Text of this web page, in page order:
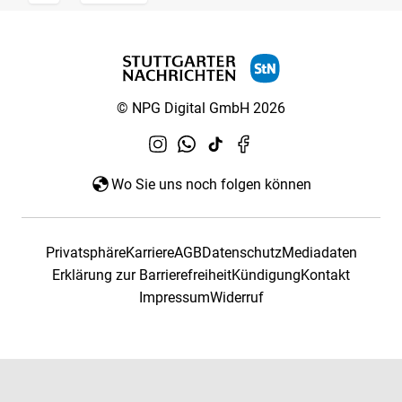
© NPG Digital GmbH 2026
Wo Sie uns noch folgen können
PrivatsphäreKarriereAGBDatenschutzMediadaten
Erklärung zur BarrierefreiheitKündigungKontakt
ImpressumWiderruf